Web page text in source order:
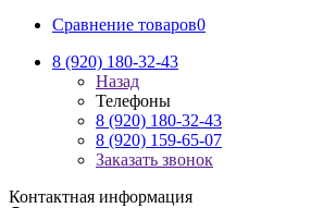
Сравнение товаров0
8 (920) 180-32-43
Назад
Телефоны
8 (920) 180-32-43
8 (920) 159-65-07
Заказать звонок
Контактная информация